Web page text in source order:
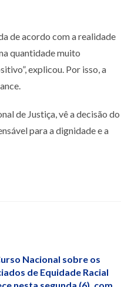
de acordo com a realidade
quantidade muito
explicou. Por isso, a
de Justiça, vê a decisão do
para a dignidade e a
Nacional sobre os
de Equidade Racial